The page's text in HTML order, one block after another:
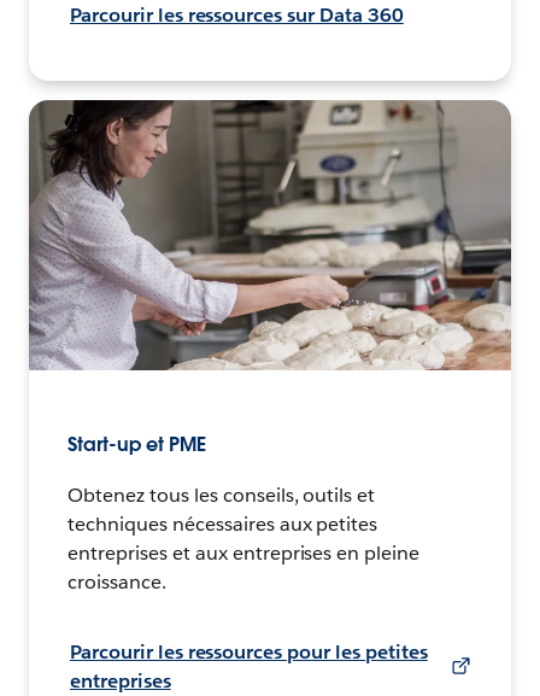
Parcourir les ressources sur Data 360
Start-up et PME
Obtenez tous les conseils, outils et
techniques nécessaires aux petites
entreprises et aux entreprises en pleine
croissance.
Parcourir les ressources pour les petites
entreprises